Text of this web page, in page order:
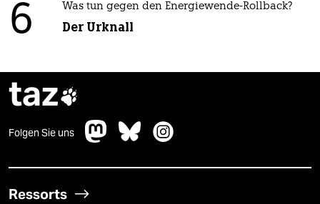
6 Was tun gegen den Energiewende-Rollback?
Der Urknall
taz
Folgen Sie uns
Ressorts